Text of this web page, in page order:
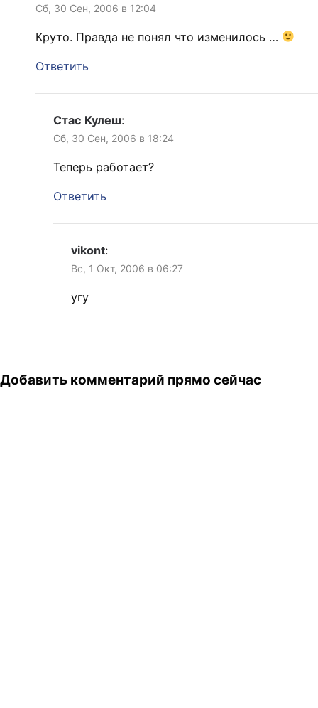
Сб, 30 Сен, 2006 в 12:04
Круто. Правда не понял что изменилось …
Ответить
Стас Кулеш:
Сб, 30 Сен, 2006 в 18:24
Теперь работает?
Ответить
vikont:
Вс, 1 Окт, 2006 в 06:27
угу
Добавить комментарий прямо сейчас